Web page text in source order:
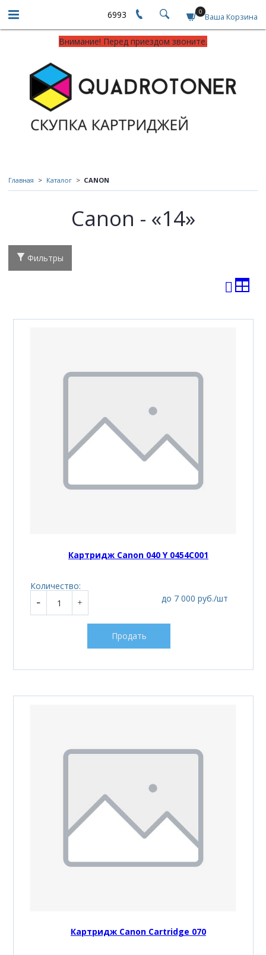
6993 0 Ваша Корзина
Внимание! Перед приездом звоните.
Главная Каталог CANON
Canon - «14»
Фильтры
Картридж Canon 040 Y 0454C001
Количество:
до 7 000 руб./шт
Продать
Картридж Canon Cartridge 070